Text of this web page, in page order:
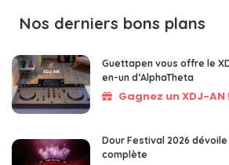
Nos derniers bons plans
Guettapen vous offre le
en-un d’AlphaTheta
Gagnez un XDJ-AN
Dour Festival 2026
complète